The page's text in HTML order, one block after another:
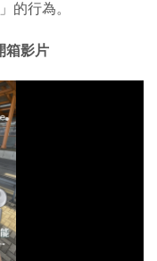
的行為。
箱影片